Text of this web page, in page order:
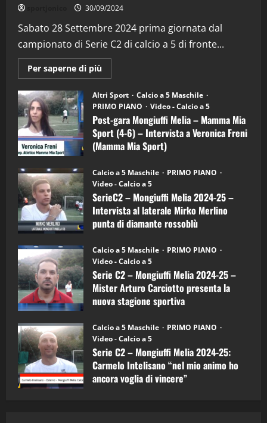
30/09/2024
Sabato 28 Settembre 2024 prima giornata dal
campionato di Serie C2 di calcio a 5 di fronte...
Per saperne di più
informazioni
Post-
gara
Mongiuffi
Melia
–
Mamma
Mia
Sport
6)
–
Intervista
a
mister
Arturo
Carciotto
(Mongiuffi
Altri Sport
Calcio a 5 Maschile
PRIMO PIANO
Video - Calcio a 5
Post-gara Mongiuffi Melia – Mamma Mia
Sport (4-6) – Intervista a Veronica Freni
(Mamma Mia Sport)
Calcio a 5 Maschile
PRIMO PIANO
Video - Calcio a 5
SerieC2 – Mongiuffi Melia 2024-25 –
Intervista al laterale Mirko Merlino
punta di diamante rossoblù
Calcio a 5 Maschile
PRIMO PIANO
Video - Calcio a 5
Serie C2 – Mongiuffi Melia 2024-25 –
Mister Arturo Carciotto presenta la
nuova stagione sportiva
Calcio a 5 Maschile
PRIMO PIANO
Video - Calcio a 5
Serie C2 – Mongiuffi Melia 2024-25:
Carmelo Intelisano “nel mio animo ho
ancora voglia di vincere”
2
“SportEmpire” in Podcast: 29^ Puntata
(Martedi 28 Aprile 2026)
28/04/2026
3
"SportEmpire" in Podcast
“SportEmpire” in Podcast: 28^ Puntata
(Martedi 21 Aprile 2026)
21/04/2026
4
“SportEmpire” in Podcast: 27^ Puntata
(Martedi 14 Aprile 2026)
15/04/2026
5
“SportEmpire” in Podcast: 26^ Puntata
(Martedi 07 Aprile 2026)
08/04/2026
1
“SportEmpire” in Podcast: 30^ Puntata
(Martedi 05 Maggio 2026)
08/05/2026